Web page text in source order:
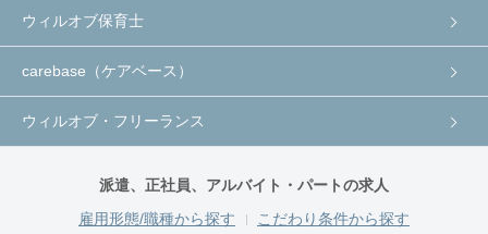
ウィルオブ保育士
carebase（ケアベース）
ウィルオブ・フリーランス
派遣、正社員、アルバイト・パートの求人
雇用形態/職種から探す
こだわり条件から探す